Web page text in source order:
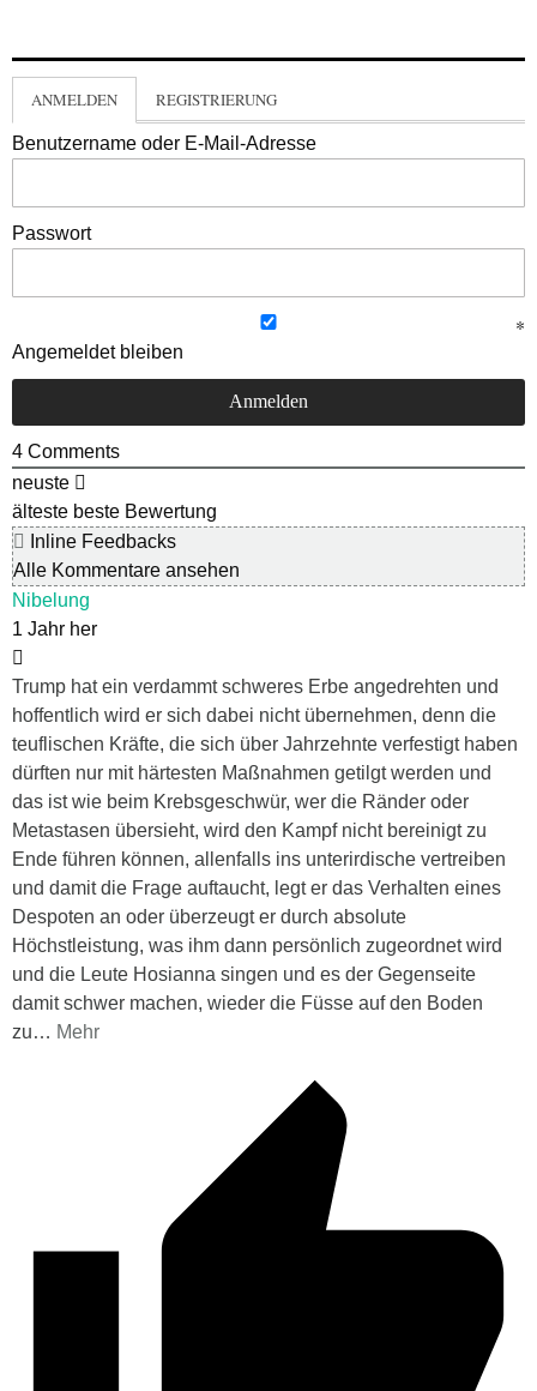
ANMELDEN REGISTRIERUNG
Benutzername oder E-Mail-Adresse
Passwort
Angemeldet bleiben
4 Comments
neuste
älteste beste Bewertung
Inline Feedbacks
Alle Kommentare ansehen
Nibelung
1 Jahr her
Trump hat ein verdammt schweres Erbe angedrehten und
hoffentlich wird er sich dabei nicht übernehmen, denn die
teuflischen Kräfte, die sich über Jahrzehnte verfestigt haben
dürften nur mit härtesten Maßnahmen getilgt werden und
das ist wie beim Krebsgeschwür, wer die Ränder oder
Metastasen übersieht, wird den Kampf nicht bereinigt zu
Ende führen können, allenfalls ins unterirdische vertreiben
und damit die Frage auftaucht, legt er das Verhalten eines
Despoten an oder überzeugt er durch absolute
Höchstleistung, was ihm dann persönlich zugeordnet wird
und die Leute Hosianna singen und es der Gegenseite
damit schwer machen, wieder die Füsse auf den Boden
zu… Mehr